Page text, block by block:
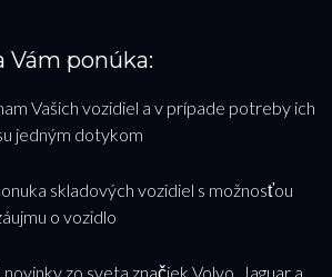
Vám ponúka:
Vašich vozidiel a v prípade potreby ich
jedným dotykom
skladových vozidiel s možnosťou
o vozidlo
zo sveta značiek Volvo, Jaguar a